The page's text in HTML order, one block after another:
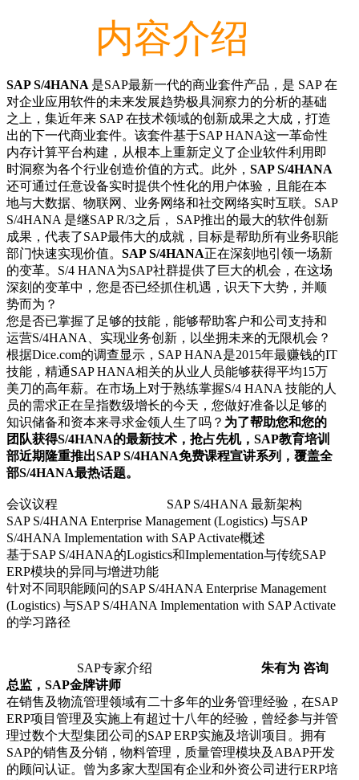
内容介绍
SAP S/4HANA 是SAP最新一代的商业套件产品，是 SAP 在
对企业应用软件的未来发展趋势极具洞察力的分析的基础
之上，集近年来 SAP 在技术领域的创新成果之大成，打造
出的下一代商业套件。该套件基于SAP HANA这一革命性
内存计算平台构建，从根本上重新定义了企业软件利用即
时洞察为各个行业创造价值的方式。此外， SAP S/4HANA
还可通过任意设备实时提供个性化的用户体验，且能在本
地与大数据、物联网、业务网络和社交网络实时互联。SAP
S/4HANA 是继SAP R/3之后， SAP推出的最大的软件创新
成果，代表了SAP最伟大的成就，目标是帮助所有业务职能
部门快速实现价值。 SAP S/4HANA正在深刻地引领一场新
的变革。S/4 HANA为SAP社群提供了巨大的机会，在这场
深刻的变革中，您是否已经抓住机遇，识天下大势，并顺
势而为？
您是否已掌握了足够的技能，能够帮助客户和公司支持和
运营S/4HANA、实现业务创新，以坐拥未来的无限机会？
根据Dice.com的调查显示，SAP HANA是2015年最赚钱的IT
技能，精通SAP HANA相关的从业人员能够获得平均15万
美刀的高年薪。在市场上对于熟练掌握S/4 HANA 技能的人
员的需求正在呈指数级增长的今天，您做好准备以足够的
知识储备和资本来寻求金领人生了吗？ 为了帮助您和您的
团队获得S/4HANA的最新技术，抢占先机，SAP教育培训
部近期隆重推出SAP S/4HANA免费课程宣讲系列，覆盖全
部S/4HANA最热话题。
会议议程 SAP S/4HANA 最新架构
SAP S/4HANA Enterprise Management (Logistics) 与SAP
S/4HANA Implementation with SAP Activate概述
基于SAP S/4HANA的Logistics和Implementation与传统SAP
ERP模块的异同与增进功能
针对不同职能顾问的SAP S/4HANA Enterprise Management
(Logistics) 与SAP S/4HANA Implementation with SAP Activate
的学习路径
SAP专家介绍 朱有为 咨询
总监，SAP金牌讲师
在销售及物流管理领域有二十多年的业务管理经验，在SAP
ERP项目管理及实施上有超过十八年的经验，曾经参与并管
理过数个大型集团公司的SAP ERP实施及培训项目。拥有
SAP的销售及分销，物料管理，质量管理模块及ABAP开发
的顾问认证。曾为多家大型国有企业和外资公司进行ERP培